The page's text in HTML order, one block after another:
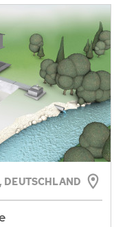
DEUTSCHLAND